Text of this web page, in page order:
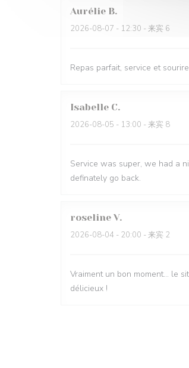
Aurélie B
2026-08-07 - 12:30 - 来宾 6
Repas parfait, service et
Isabelle C
2026-08-05 - 13:00 - 来宾 8
Service was super, we had a
definately go back.
roseline V
2026-08-04 - 20:00 - 来宾 2
Vraiment un bon moment… le
délicieux !